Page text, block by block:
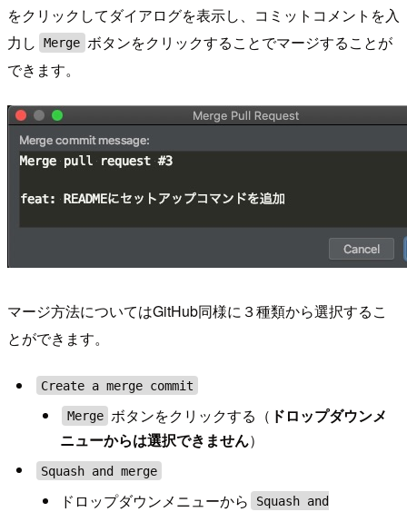
をクリックしてダイアログを表示し、コミットコメントを入
力し
Merge ボタンをクリックすることでマージすることが
できます。
マージ方法についてはGitHub同様に３種類から選択するこ
とができます。
Create a merge commit
Merge ボタンをクリックする（ ドロップダウンメ
ニューからは選択できません）
Squash and merge
ドロップダウンメニューから
Squash and